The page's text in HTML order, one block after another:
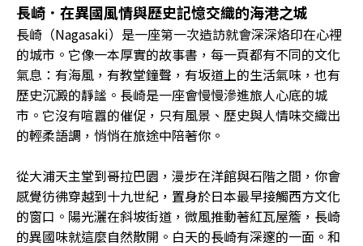
長崎．在異國風情與歷史記憶交織的海港之城
長崎（Nagasaki）是一座第一次造訪就會深深烙印在心裡
的城市。它像一本厚實的故事書，每一頁都有不同的文化
氣息：有海風，有教堂鐘聲，有坂道上的生活氣味，也有
歷史沉澱的靜謐。長崎是一座會慢慢滲進旅人心底的城
市。它沒有喧囂的催促，只有風景、歷史與人情味交織出
的輕柔語調，悄悄在旅途中陪著你。
從大浦天主堂到哥拉巴園，漫步在洋館與石階之間，你會
感覺彷彿穿越到十九世紀，置身於日本最早接觸西方文化
的窗口。陽光灑在斜坡街道，微風推動著紅瓦屋簷，長崎
的異國味就這麼自然散開。白天的長崎有深邃的一面。和